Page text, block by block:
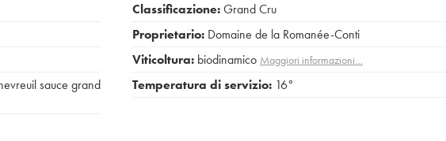
sauce grand
Classificazione:Grand Cru
Proprietario: Domaine de la Romanée-Conti
Viticoltura: biodinamico Maggiori informazioni…
Temperatura di servizio: 16°